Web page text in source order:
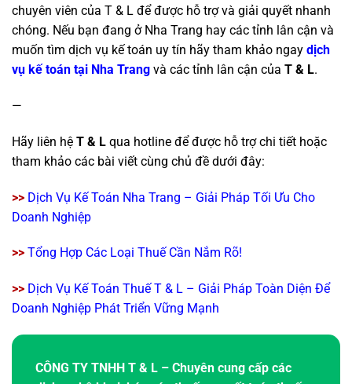
chuyên viên của T & L để được hỗ trợ và giải quyết nhanh
chóng. Nếu bạn đang ở Nha Trang hay các tỉnh lân cận và
muốn tìm dịch vụ kế toán uy tín hãy tham khảo ngay dịch
vụ kế toán tại Nha Trang và các tỉnh lân cận của T & L.
—
Hãy liên hệ T & L qua hotline để được hỗ trợ chi tiết hoặc
tham khảo các bài viết cùng chủ đề dưới đây:
>> Dịch Vụ Kế Toán Nha Trang – Giải Pháp Tối Ưu Cho
Doanh Nghiệp
>> Tổng Hợp Các Loại Thuế Cần Nắm Rõ!
>> Dịch Vụ Kế Toán Thuế T & L – Giải Pháp Toàn Diện Để
Doanh Nghiệp Phát Triển Vững Mạnh
CÔNG TY TNHH T & L – Chuyên cung cấp các